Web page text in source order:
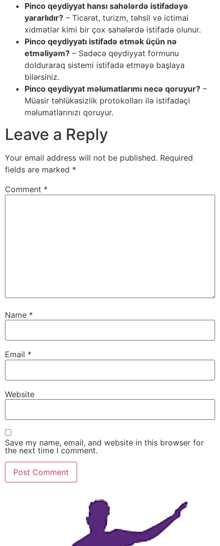
Pinco qeydiyyat hansı sahələrdə istifadəyə
yararlıdır? – Ticarət, turizm, təhsil və ictimai
xidmətlər kimi bir çox sahələrdə istifadə olunur.
Pinco qeydiyyatı istifadə etmək üçün nə
etməliyəm? – Sadəcə qeydiyyat formunu
dolduraraq sistemi istifadə etməyə başlaya
bilərsiniz.
Pinco qeydiyyat məlumatlarımı necə qoruyur? –
Müasir təhlükəsizlik protokolları ilə istifadəçi
məlumatlarınızı qoruyur.
Leave a Reply
Your email address will not be published. Required
fields are marked *
Comment *
Name *
Email *
Website
Save my name, email, and website in this browser for
the next time I comment.